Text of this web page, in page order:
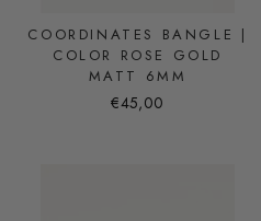
COORDINATES BANGLE |
COLOR ROSE GOLD
MATT 6MM
€45,00